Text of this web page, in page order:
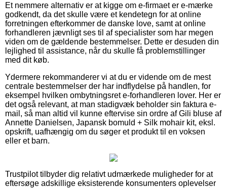
Et nemmere alternativ er at kigge om e-firmaet er e-mærke
godkendt, da det skulle være et kendetegn for at online
forretningen efterkommer de danske love, samt at online
forhandleren jævnligt ses til af specialister som har megen
viden om de gældende bestemmelser. Dette er desuden din
lejlighed til assistance, når du skulle få problemstillinger
med dit køb.
Ydermere rekommanderer vi at du er vidende om de mest
centrale bestemmelser der har indflydelse på handlen, for
eksempel hvilken ombytningsret e-forhandleren lover. Her er
det også relevant, at man stadigvæk beholder sin faktura e-
mail, så man altid vil kunne eftervise sin ordre af Gili bluse af
Annette Danielsen, Japansk bomuld + Silk mohair kit, eksl.
opskrift, uafhængig om du søger et produkt til en voksen
eller et barn.
Trustpilot tilbyder dig relativt udmærkede muligheder for at
eftersøge adskillige eksisterende konsumenters oplevelser